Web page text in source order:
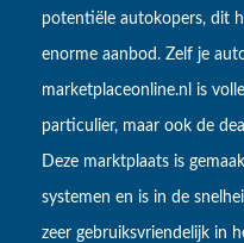
potentiële autokopers, dit
enorme aanbod. Zelf je
marketplaceonline.nl is
particulier, maar ook de
Deze marktplaats is
systemen en is in de
zeer gebruiksvriendelijk in